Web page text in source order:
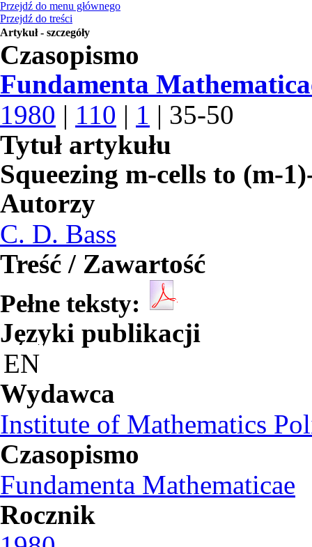
Przejdź do menu głównego
Przejdź do treści
Artykuł - szczegóły
Czasopismo
Fundamenta
1980 | 110 | 1 | 35-50
Tytuł artykułu
Squeezing m-cells to (m-
Autorzy
C. D. Bass
Treść / Zawartość
Pełne teksty:
Języki publikacji
EN
Wydawca
Institute of Mathematics
Czasopismo
Fundamenta Mathematicae
Rocznik